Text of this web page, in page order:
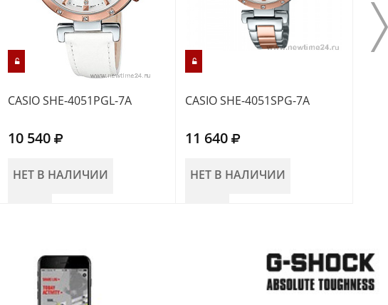
CASIO SHE-4051PGL-7A
10 540
НЕТ В НАЛИЧИИ
CASIO SHE-4051SPG-7A
11 640
НЕТ В НАЛИЧИИ